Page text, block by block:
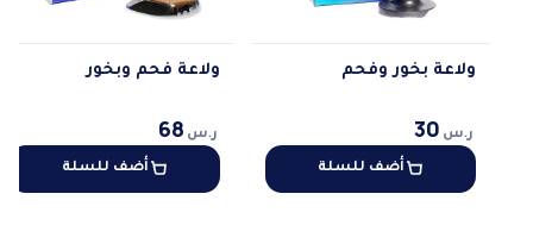
ولاعة بخور وفحم
ر.س 30
أضف للسلة
ولاعة فحم وبخور
ر.س 68
أضف للسلة